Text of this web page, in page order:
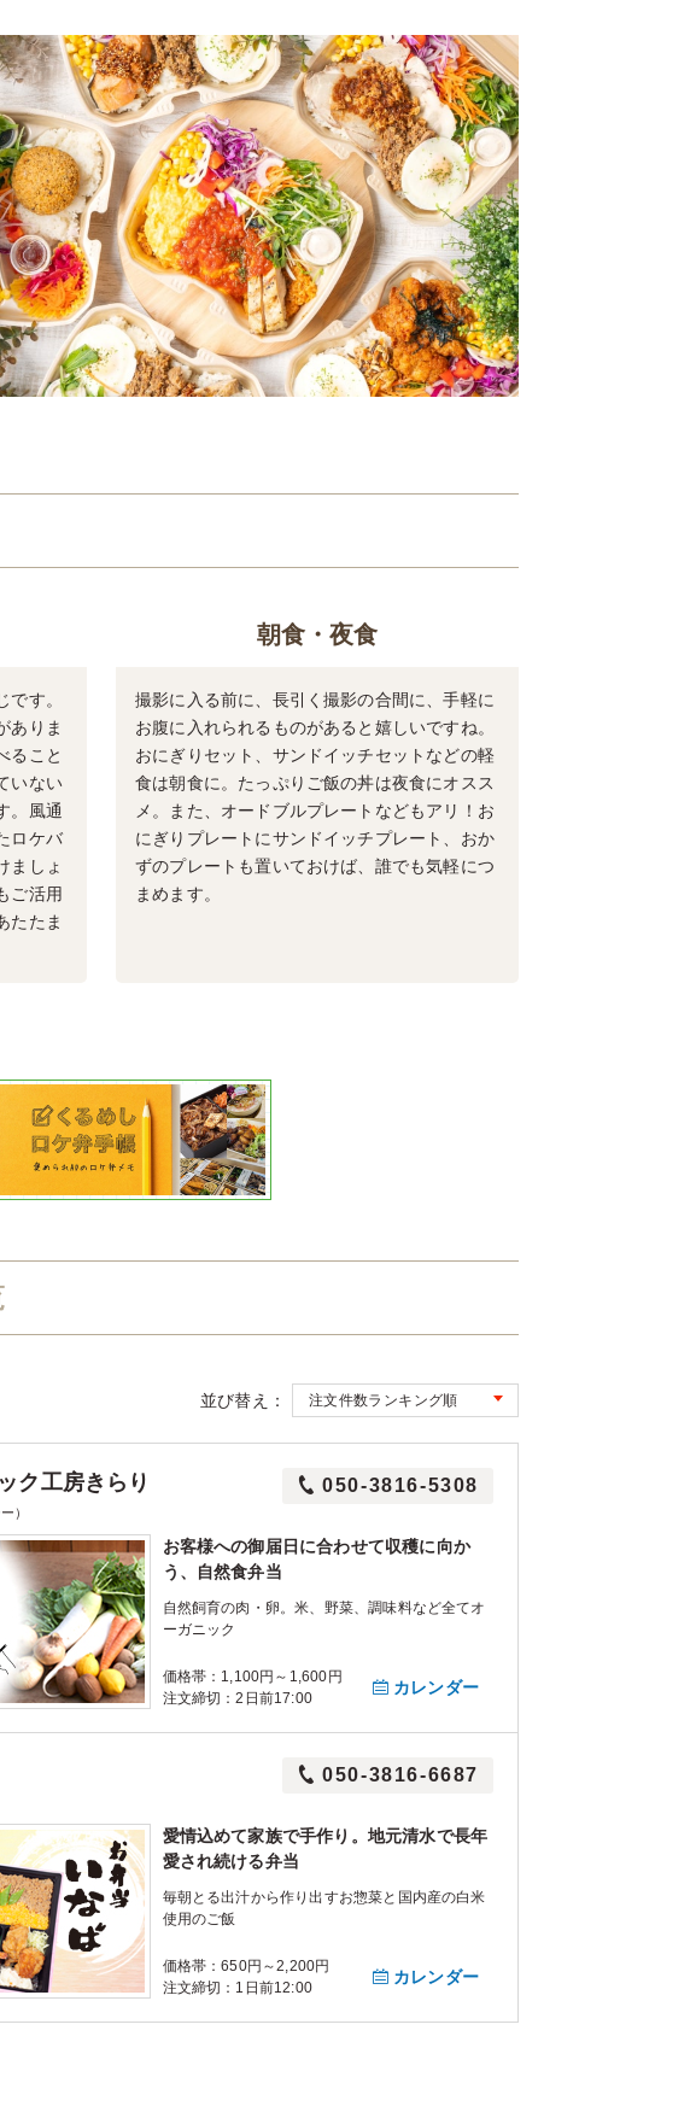
す。
ありま
ること
いない
。風通
ロケバ
ましょ
ご活用
たたま
朝食・夜食
撮影に入る前に、長引く撮影の合間に、手軽に
お腹に入れられるものがあると嬉しいですね。
おにぎりセット、サンドイッチセットなどの軽
食は朝食に。たっぷりご飯の丼は夜食にオスス
メ。また、オードブルプレートなどもアリ！お
にぎりプレートにサンドイッチプレート、おか
ずのプレートも置いておけば、誰でも気軽につ
まめます。
並び替え：
ク工房きらり
）
050-3816-5308
お客様への御届日に合わせて収穫に向か
う、自然食弁当
自然飼育の肉・卵。米、野菜、調味料など全てオ
ーガニック
価格帯：1,100円～1,600円
注文締切：2日前17:00
カレンダー
050-3816-6687
愛情込めて家族で手作り。地元清水で長年
愛され続ける弁当
毎朝とる出汁から作り出すお惣菜と国内産の白米
使用のご飯
価格帯：650円～2,200円
注文締切：1日前12:00
カレンダー